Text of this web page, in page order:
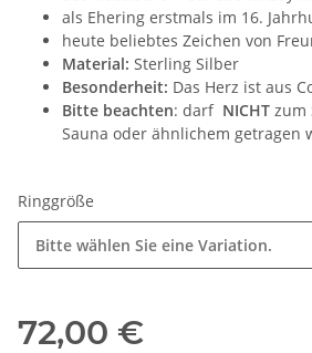
als Ehering erstmals im 16.
heute beliebtes Zeichen von
Material: Sterling Silber
Besonderheit: Das Herz ist aus
Bitte beachten: darf NICHT zum
Sauna oder ähnlichem getragen
Ringgröße
Bitte wählen Sie eine Variation.
72,00 €